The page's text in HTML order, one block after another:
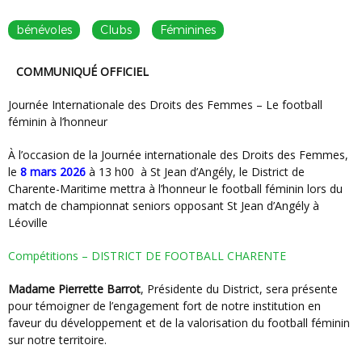
bénévoles Clubs Féminines
COMMUNIQUÉ OFFICIEL
Journée Internationale des Droits des Femmes – Le football
féminin à l’honneur
À l’occasion de la Journée internationale des Droits des Femmes,
le 8 mars 2026 à 13 h00 à St Jean d’Angély, le District de
Charente-Maritime mettra à l’honneur le football féminin lors du
match de championnat seniors opposant St Jean d’Angély à
Léoville
Compétitions – DISTRICT DE FOOTBALL CHARENTE
Madame Pierrette Barrot, Présidente du District, sera présente
pour témoigner de l’engagement fort de notre institution en
faveur du développement et de la valorisation du football féminin
sur notre territoire.